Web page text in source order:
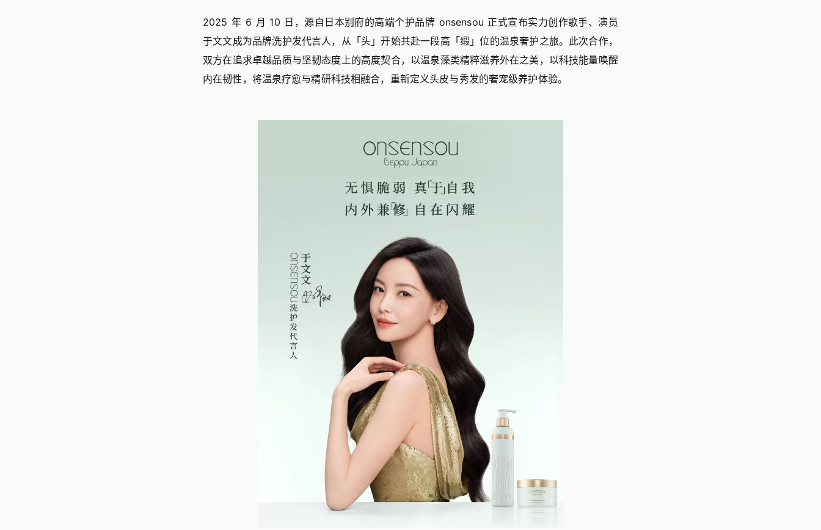
2025 年 6 月 10 日，源自日本别府的高端个护品牌 onsensou 正式宣布实力创作歌手、演员
于文文成为品牌洗护发代言人，从「头」开始共赴一段高「缎」位的温泉奢护之旅。此次合作，
双方在追求卓越品质与坚韧态度上的高度契合，以温泉藻类精粹滋养外在之美，以科技能量唤醒
内在韧性，将温泉疗愈与精研科技相融合，重新定义头皮与秀发的奢宠级养护体验。